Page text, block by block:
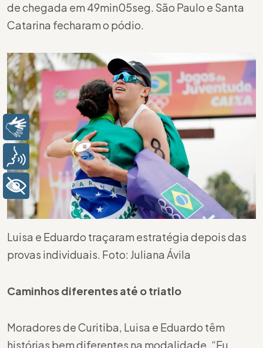
de chegada em 49min05seg. São Paulo e Santa
Catarina fecharam o pódio.
Luisa e Eduardo traçaram estratégia depois das
provas individuais. Foto: Juliana Ávila
Caminhos diferentes até o triatlo
Moradores de Curitiba, Luisa e Eduardo têm
histórias bem diferentes na modalidade. “Eu
Libras
Voz
+ Acessibilidade